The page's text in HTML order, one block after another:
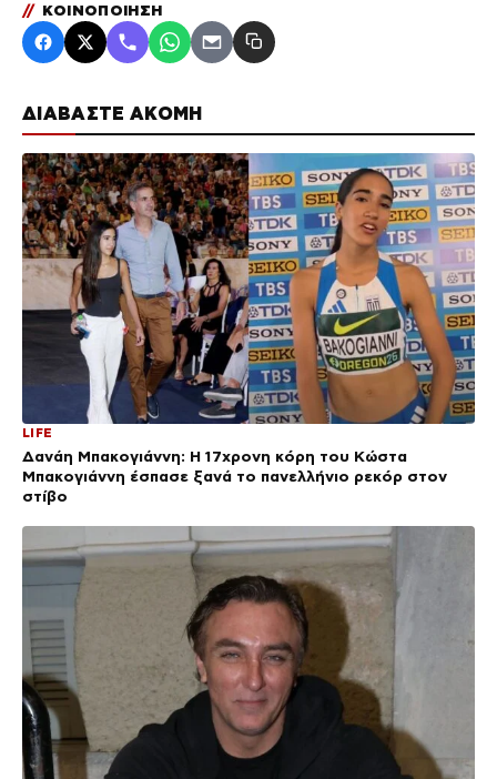
ΔΙΑΒΑΣΤΕ ΑΚΟΜΗ
LIFE
Δανάη Μπακογιάννη: Η 17χρονη κόρη του Κώστα
Μπακογιάννη έσπασε ξανά το πανελλήνιο ρεκόρ στον
στίβο
// ΚΟΙΝΟΠΟΙΗΣΗ